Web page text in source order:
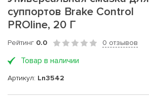
суппортов Brake Control
PROline, 20 Г
Рейтинг 0.0 0 отзывов
Товар в наличии
Артикул: Ln3542